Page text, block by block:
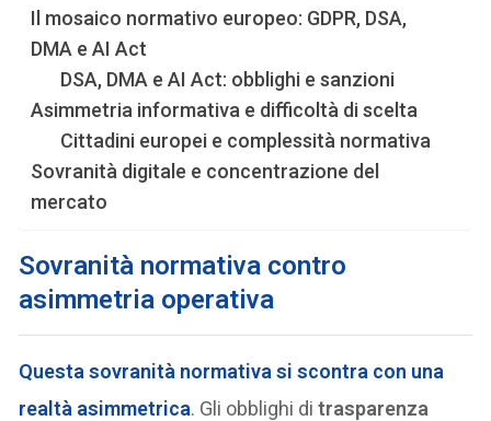
Il mosaico normativo europeo: GDPR, DSA,
DMA e AI Act
DSA, DMA e AI Act: obblighi e sanzioni
Asimmetria informativa e difficoltà di scelta
Cittadini europei e complessità normativa
Sovranità digitale e concentrazione del
mercato
Sovranità normativa contro
asimmetria operativa
Questa sovranità normativa si scontra con una
realtà asimmetrica. Gli obblighi ditrasparenza